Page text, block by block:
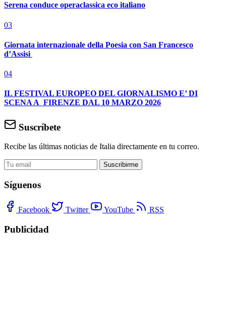
Serena conduce operaclassica eco italiano
03
Giornata internazionale della Poesia con San Francesco
d’Assisi
04
IL FESTIVAL EUROPEO DEL GIORNALISMO E’ DI
SCENA A FIRENZE DAL 10 MARZO 2026
Suscríbete
Recibe las últimas noticias de Italia directamente en tu correo.
Suscribirme
Síguenos
Facebook Twitter YouTube RSS
Publicidad